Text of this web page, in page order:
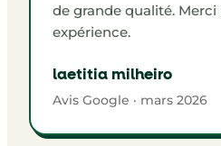
de grande qualité.
expérience.
laetitia milheiro
Avis Google · mars 2026